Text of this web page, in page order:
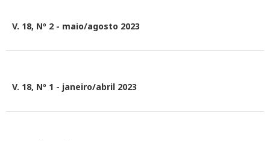
V. 18, Nº 2 - maio/agosto 2023
V. 18, Nº 1 - janeiro/abril 2023